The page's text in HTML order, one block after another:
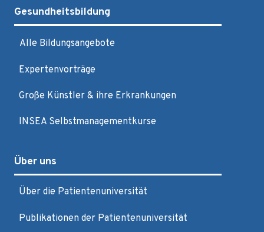
Gesundheitsbildung
Alle Bildungsangebote
Expertenvorträge
Große Künstler & ihre Erkrankungen
INSEA Selbstmanagementkurse
Über uns
Über die Patientenuniversität
Publikationen der Patientenuniversität